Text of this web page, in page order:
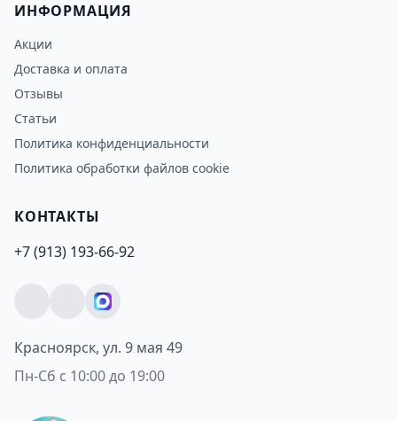
ИНФОРМАЦИЯ
Акции
Доставка и оплата
Отзывы
Статьи
Политика конфиденциальности
Политика обработки файлов cookie
КОНТАКТЫ
+7 (913) 193-66-92
Красноярск, ул. 9 мая 49
Пн-Сб с 10:00 до 19:00